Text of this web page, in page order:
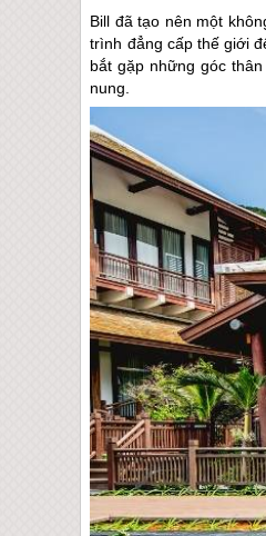
Bill đã tạo nên một
trình đẳng cấp thế giới
bắt gặp những góc
nung.